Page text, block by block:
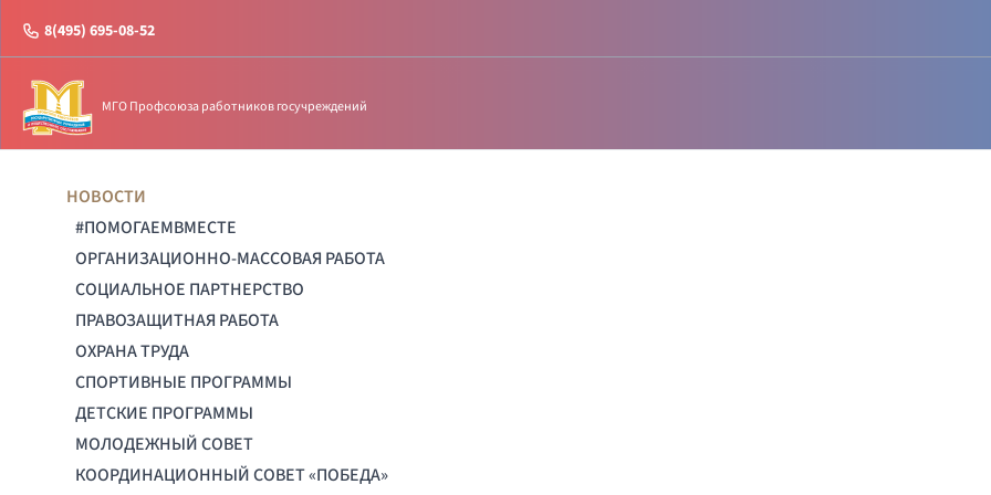
8(495) 695-08-52
МГО Профсоюза работников госучреждений
НОВОСТИ
#ПОМОГАЕМВМЕСТЕ
ОРГАНИЗАЦИОННО-МАССОВАЯ РАБОТА
СОЦИАЛЬНОЕ ПАРТНЕРСТВО
ПРАВОЗАЩИТНАЯ РАБОТА
ОХРАНА ТРУДА
СПОРТИВНЫЕ ПРОГРАММЫ
ДЕТСКИЕ ПРОГРАММЫ
МОЛОДЕЖНЫЙ СОВЕТ
КООРДИНАЦИОННЫЙ СОВЕТ «ПОБЕДА»